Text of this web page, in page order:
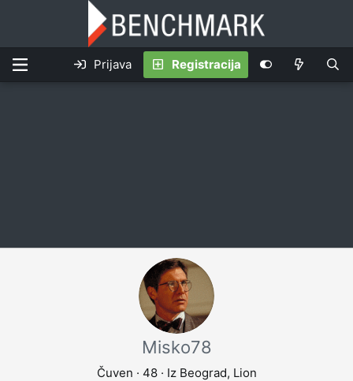
Prijava Registracija
Misko78
Čuven · 48 · Iz Beograd, Lion